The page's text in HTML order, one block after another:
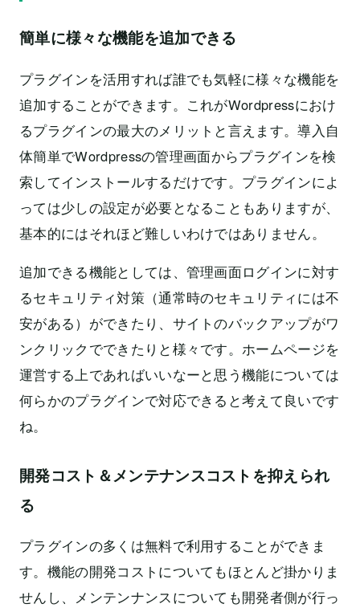
簡単に様々な機能を追加できる
プラグインを活用すれば誰でも気軽に様々な機能を
追加することができます。これがWordpressにおけ
るプラグインの最大のメリットと言えます。導入自
体簡単でWordpressの管理画面からプラグインを検
索してインストールするだけです。プラグインによ
っては少しの設定が必要となることもありますが、
基本的にはそれほど難しいわけではありません。
追加できる機能としては、管理画面ログインに対す
るセキュリティ対策（通常時のセキュリティには不
安がある）ができたり、サイトのバックアップがワ
ンクリックでできたりと様々です。ホームページを
運営する上であればいいなーと思う機能については
何らかのプラグインで対応できると考えて良いです
ね。
開発コスト＆メンテナンスコストを抑えられ
る
プラグインの多くは無料で利用することができま
す。機能の開発コストについてもほとんど掛かりま
せんし、メンテンナンスについても開発者側が行っ